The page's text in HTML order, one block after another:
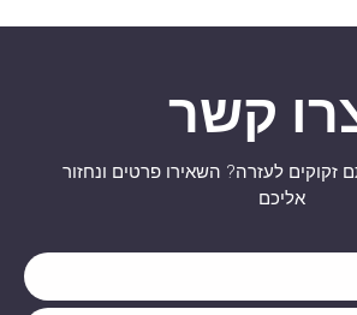
קשר
לעזרה? השאירו פרטים ונחזור
אליכם